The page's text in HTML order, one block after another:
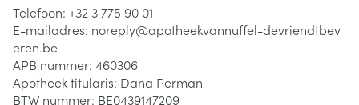
Telefoon: +32 3 775 90 01
E-mailadres: noreply@apotheekvannuffel-devriendtbev
eren.be
APB nummer: 460306
Apotheek titularis: Dana Perman
BTW nummer: BE0439147209